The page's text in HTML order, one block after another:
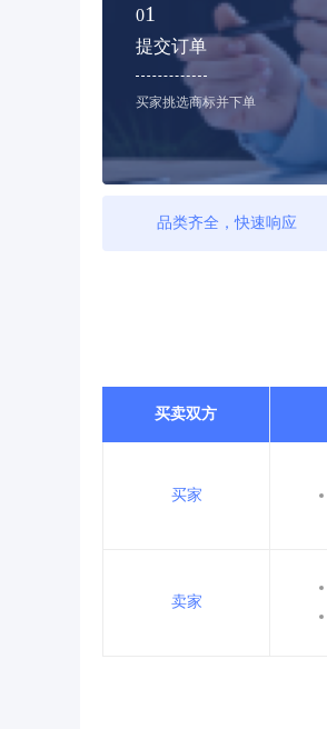
01
提交订单
买家挑选商标并下单
品类齐全，快速响应
买卖双方
买家
卖家